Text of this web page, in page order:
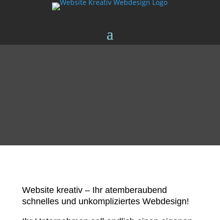
Website kreativ – Ihr atemberaubend
schnelles und unkompliziertes Webdesign!